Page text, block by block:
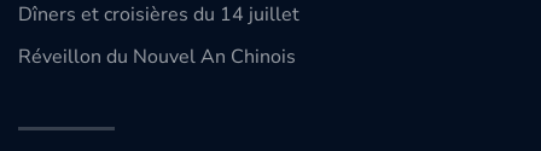
Dîners et croisières du 14 juillet
Réveillon du Nouvel An Chinois